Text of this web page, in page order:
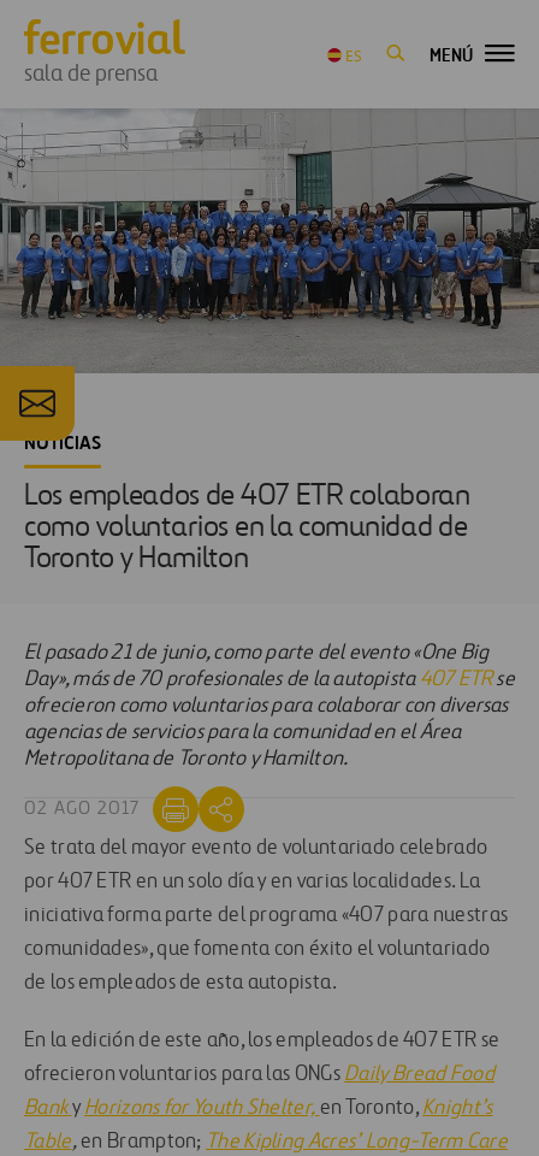
sala de prensa
ES MENÚ
NOTICIAS
Los empleados de 407 ETR colaboran
como voluntarios en la comunidad de
Toronto y Hamilton
El pasado 21 de junio, como parte del evento «One Big
Day», más de 70 profesionales de la autopista 407 ETRse
ofrecieron como voluntarios para colaborar con diversas
agencias de servicios para la comunidad en el Área
Metropolitana de Toronto y Hamilton.
02 AGO 2017
Se trata del mayor evento de voluntariado celebrado
por 407 ETR en un solo día y en varias localidades. La
iniciativa forma parte del programa «407 para nuestras
comunidades», que fomenta con éxito el voluntariado
de los empleados de esta autopista.
En la edición de este año, los empleados de 407 ETR se
ofrecieron voluntarios para las ONGs Daily Bread Food
BankyHorizons for Youth Shelter, en Toronto,Knight’s
Table,en Brampton; The Kipling Acres’ Long-Term Care